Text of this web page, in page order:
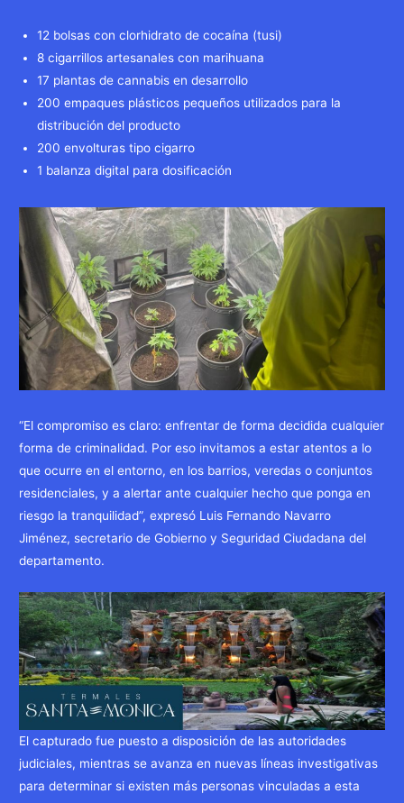
12 bolsas con clorhidrato de cocaína (tusi)
8 cigarrillos artesanales con marihuana
17 plantas de cannabis en desarrollo
200 empaques plásticos pequeños utilizados para la
distribución del producto
200 envolturas tipo cigarro
1 balanza digital para dosificación
“El compromiso es claro: enfrentar de forma decidida cualquier
forma de criminalidad. Por eso invitamos a estar atentos a lo
que ocurre en el entorno, en los barrios, veredas o conjuntos
residenciales, y a alertar ante cualquier hecho que ponga en
riesgo la tranquilidad”, expresó Luis Fernando Navarro
Jiménez, secretario de Gobierno y Seguridad Ciudadana del
departamento.
El capturado fue puesto a disposición de las autoridades
judiciales, mientras se avanza en nuevas líneas investigativas
para determinar si existen más personas vinculadas a esta